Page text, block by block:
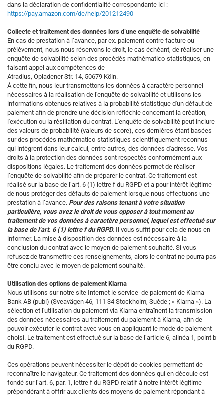
dans la déclaration de confidentialité correspondante ici :
https://pay.amazon.com/de/help/201212490
Collecte et traitement des données lors d’une enquête de solvabilité
En cas de prestation à l’avance, par ex. paiement contre facture ou
prélèvement, nous nous réservons le droit, le cas échéant, de réaliser une
enquête de solvabilité selon des procédés mathématico-statistiques, en
faisant appel aux compétences de
Atradius, Opladener Str. 14, 50679 Köln.
À cette fin, nous leur transmettons les données à caractère personnel
nécessaires à la réalisation de l'enquête de solvabilité et utilisons les
informations obtenues relatives à la probabilité statistique d'un défaut de
paiement afin de prendre une décision réfléchie concernant la création,
l'exécution ou la résiliation du contrat. L'enquête de solvabilité peut inclure
des valeurs de probabilité (valeurs de score), ces dernières étant basées
sur des procédés mathématico-statistiques scientifiquement reconnus
qui intègrent dans leur calcul, entre autres, des données d'adresse. Vos
droits à la protection des données sont respectés conformément aux
dispositions légales. Le traitement des données permet de réaliser
l’enquête de solvabilité afin de préparer le contrat. Ce traitement est
réalisé sur la base de l’art. 6 (1) lettre f du RGPD et a pour intérêt légitime
de nous protéger des défauts de paiement lorsque nous effectuons une
prestation à l’avance. Pour des raisons tenant à votre situation
particulière, vous avez le droit de vous opposer à tout moment au
traitement de vos données à caractère personnel, lequel est effectué sur
la base de l’art. 6 (1) lettre f du RGPD. Il vous suffit pour cela de nous en
informer. La mise à disposition des données est nécessaire à la
conclusion du contrat avec le moyen de paiement souhaité. Si vous
refusez de transmettre ces renseignements, alors le contrat ne pourra pas
être conclu avec le moyen de paiement souhaité.
Utilisation des options de paiement Klarna
Nous utilisons sur notre site Internet le service de paiement de Klarna
Bank AB (publ) (Sveavägen 46, 111 34 Stockholm, Suède ; « Klarna »). La
sélection et l'utilisation du paiement via Klarna entraînent la transmission
des données nécessaires au traitement du paiement à Klarna, afin de
pouvoir exécuter le contrat avec vous en appliquant le mode de paiement
choisi. Le traitement est effectué sur la base de l’article 6, alinéa 1, point b
du RGPD.
Ces opérations peuvent nécessiter le dépôt de cookies permettant de
reconnaître le navigateur. Ce traitement des données qui en découle est
fondé sur l’art. 6, par. 1, lettre f du RGPD relatif à notre intérêt légitime
prépondérant à offrir aux clients des moyens de paiement répondant à